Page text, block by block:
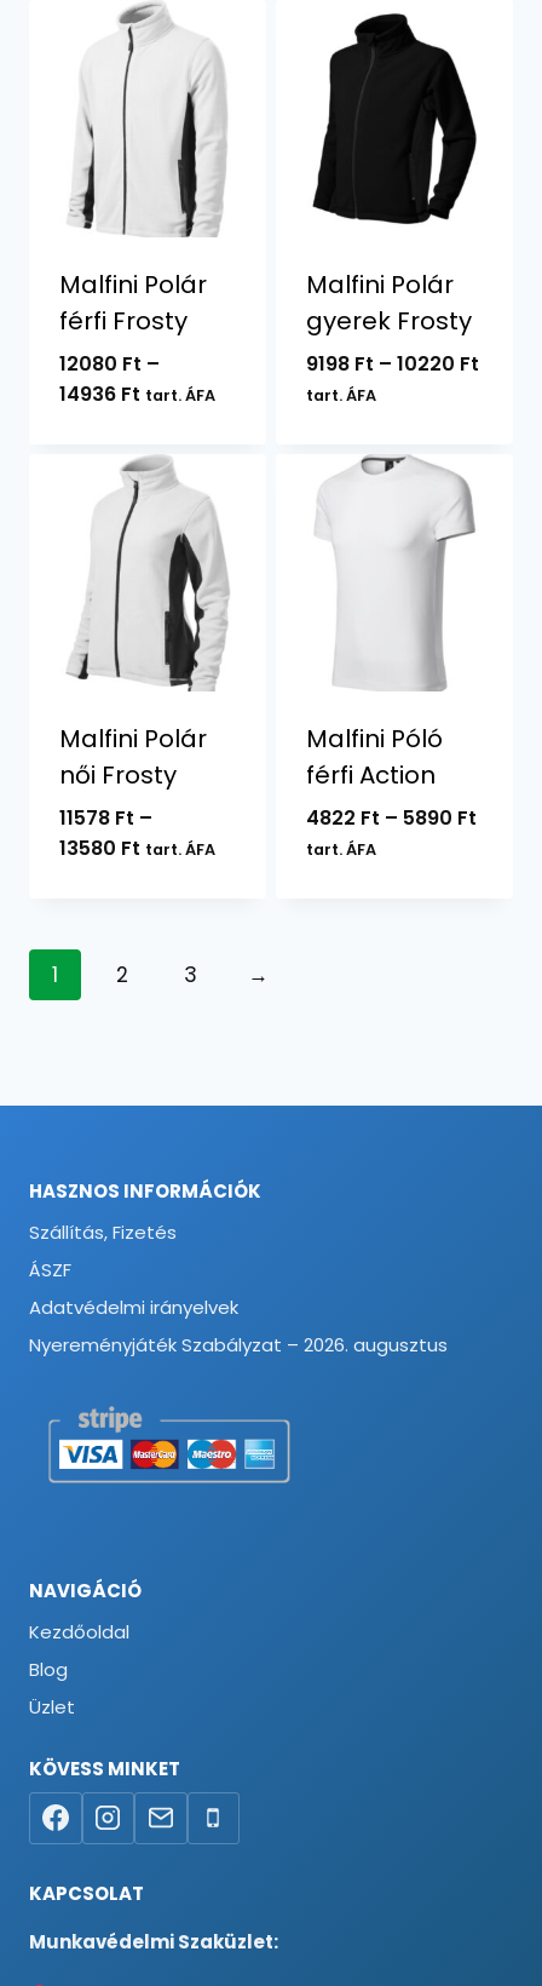
Malfini Polár
férfi Frosty
12080 Ft –
14936 FtÁrtartomány:
-
14936 Ft
tart. ÁFA
Malfini Polár
gyerek Frosty
9198 Ft – 10220 Ft
tart. ÁFA
Malfini Polár
női Frosty
11578 Ft –
13580 FtÁrtartomány:
tart. ÁFA
Malfini Póló
férfi Action
4822 Ft – 5890 Ft
tart. ÁFA
1 2 3 →
HASZNOS INFORMÁCIÓK
Szállítás, Fizetés
ÁSZF
Adatvédelmi irányelvek
Nyereményjáték Szabályzat – 2026. augusztus
NAVIGÁCIÓ
Kezdőoldal
Blog
Üzlet
KÖVESS MINKET
KAPCSOLAT
Munkavédelmi Szaküzlet: